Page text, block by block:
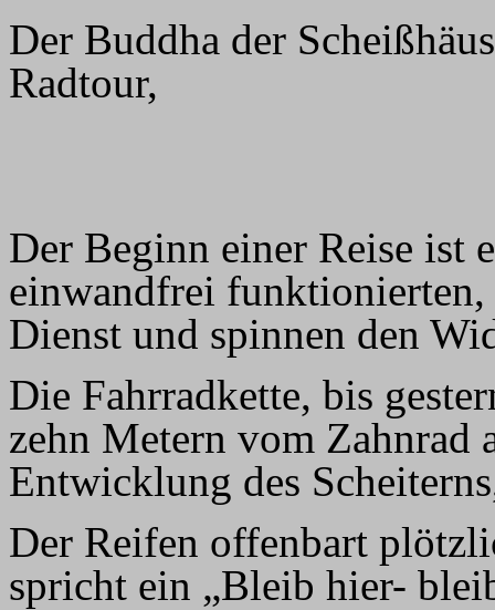
Der Buddha der
Radtour,
Der Beginn einer Reise ist
einwandfrei
Dienst und spinnen den
Die Fahrradkette, bis
zehn Metern vom Zahnrad
Entwicklung des
Der Reifen offenbart
spricht ein „Bleib hier-